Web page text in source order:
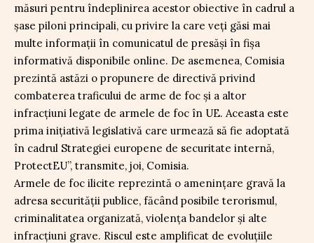
măsuri pentru îndeplinirea acestor obiective în cadrul a
șase piloni principali, cu privire la care veți găsi mai
multe informații în comunicatul de presăși în fișa
informativă disponibile online. De asemenea, Comisia
prezintă astăzi o propunere de directivă privind
combaterea traficului de arme de foc și a altor
infracțiuni legate de armele de foc în UE. Aceasta este
prima inițiativă legislativă care urmează să fie adoptată
în cadrul Strategiei europene de securitate internă,
ProtectEU”, transmite, joi, Comisia.
Armele de foc ilicite reprezintă o amenințare gravă la
adresa securității publice, făcând posibile terorismul,
criminalitatea organizată, violența bandelor și alte
infracțiuni grave. Riscul este amplificat de evoluțiile